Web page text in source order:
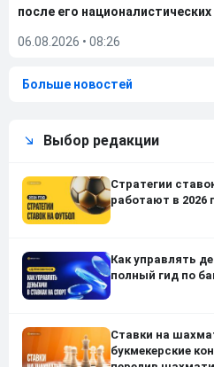
после его
06.08.2026 • 08:26
Больше новостей
Выбор редакции
Стратегии
работают в 2026
Как управлять
полный гид по
Ставки на
букмекерские